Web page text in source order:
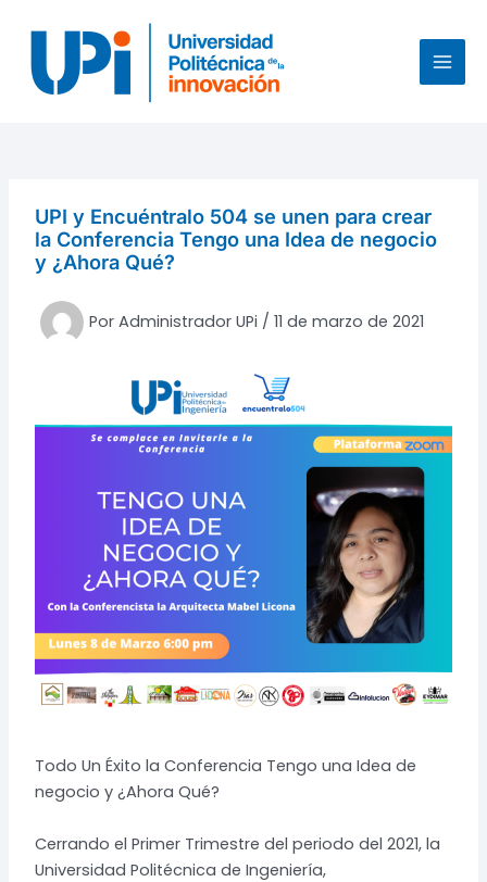
contenido
UPI y Encuéntralo 504 se unen para crear
la Conferencia Tengo una Idea de negocio
y ¿Ahora Qué?
Por Administrador UPi / 11 de marzo de 2021
Todo Un Éxito la Conferencia Tengo una Idea de
negocio y ¿Ahora Qué?
Cerrando el Primer Trimestre del periodo del 2021, la
Universidad Politécnica de Ingeniería,